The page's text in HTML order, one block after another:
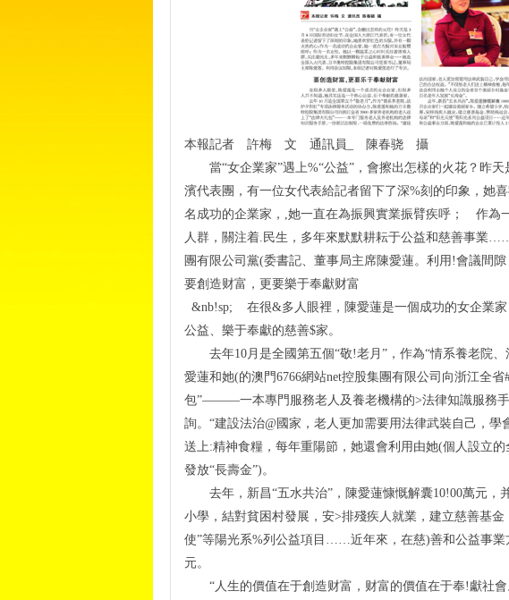
本報記者 許梅 文 通訊員_ 陳春骁 攝
當“女企業家”遇上%“公益”，會擦出怎樣的火花？昨天
濱代表團，有一位女代表給記者留下了深%刻的印象，她
名成功的企業家，,她一直在為振興實業振臂疾呼； 作為
人群，關注着.民生，多年來默默耕耘于公益和慈善事業
團有限公司黨(委書記、董事局主席陳愛蓮。利用!會議間
要創造财富，更要樂于奉獻财富
&nb!sp; 在很&多人眼裡，陳愛蓮是一個成功的女企業
公益、樂于奉獻的慈善$家。
去年10月是全國第五個“敬!老月”，作為“情系養老院、
愛蓮和她(的澳門6766網站net控股集團有限公司向浙江全
包”———一本專門服務老人及養老機構的>法律知識服務
詢。“建設法治@國家，老人更加需要用法律武裝自己，
送上:精神食糧，每年重陽節，她還會利用由她(個人設立
發放“長壽金”)。
去年，新昌“五水共治”，陳愛蓮慷慨解囊10!00萬元，
小學，結對貧困村發展，安>排殘疾人就業，建立慈善基
使”等陽光系%列公益項目……近年來，在慈)善和公益事業
元。
“人生的價值在于創造财富，财富的價值在于奉!獻社會